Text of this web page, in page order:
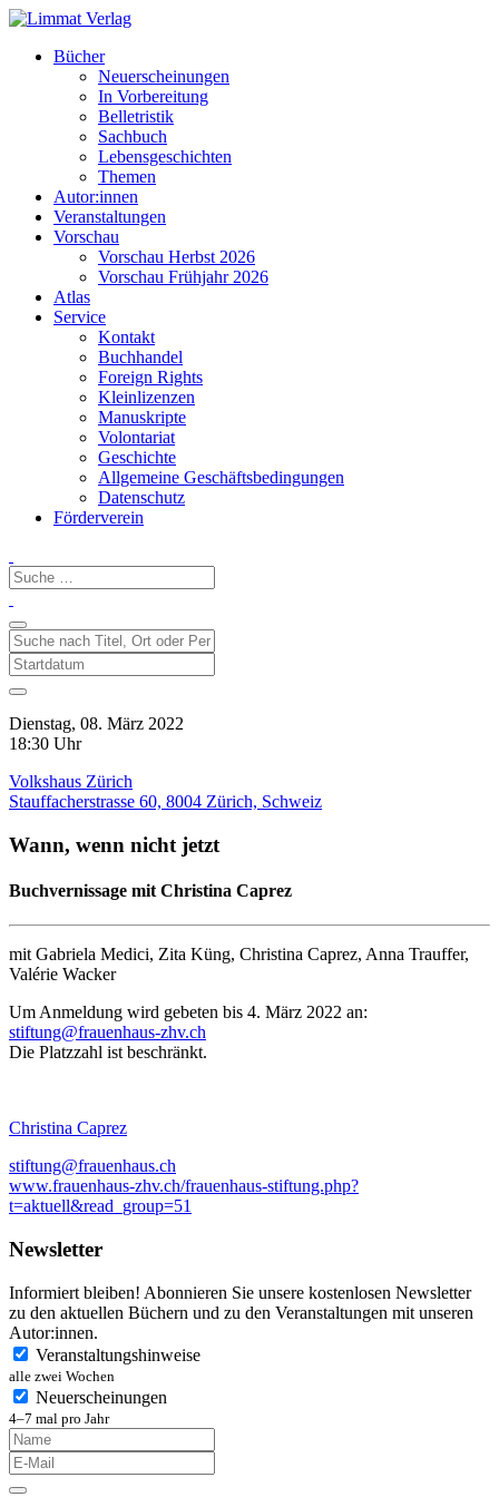
Bücher
Neuerscheinungen
In Vorbereitung
Belletristik
Sachbuch
Lebensgeschichten
Themen
Autor:innen
Veranstaltungen
Vorschau
Vorschau Herbst 2026
Vorschau Frühjahr 2026
Atlas
Service
Kontakt
Buchhandel
Foreign Rights
Kleinlizenzen
Manuskripte
Volontariat
Geschichte
Allgemeine Geschäftsbedingungen
Datenschutz
Förderverein
Dienstag, 08. März 2022
18:30 Uhr
Volkshaus Zürich
Stauffacherstrasse 60, 8004 Zürich, Schweiz
Wann, wenn nicht jetzt
Buchvernissage mit Christina Caprez
mit Gabriela Medici, Zita Küng, Christina Caprez, Anna Trauffer,
Valérie Wacker
Um Anmeldung wird gebeten bis 4. März 2022 an:
stiftung@frauenhaus-zhv.ch
Die Platzzahl ist beschränkt.
Christina Caprez
stiftung@frauenhaus.ch
www.frauenhaus-zhv.ch/frauenhaus-stiftung.php?
t=aktuell&read_group=51
Newsletter
Informiert bleiben! Abonnieren Sie unsere kostenlosen Newsletter
zu den aktuellen Büchern und zu den Veranstaltungen mit unseren
Autor:innen.
Veranstaltungshinweise
alle zwei Wochen
Neuerscheinungen
4–7 mal pro Jahr